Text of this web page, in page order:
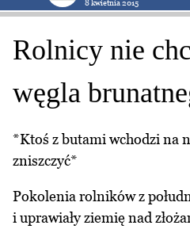
8 kwietnia 2015
Rolnicy nie
węgla
*Ktoś z butami wchodzi na
zniszczyć*
Pokolenia rolników z
i uprawiały ziemię nad